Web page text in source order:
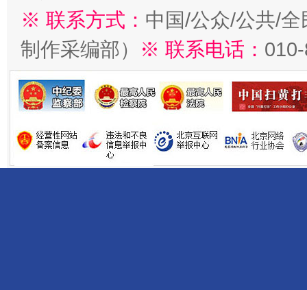
※ 联系方式： 中国/公众/公共/
制作采编部）
※ 联系电话：